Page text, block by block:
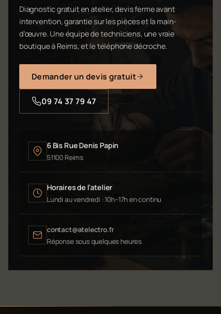
Diagnostic gratuit en atelier, devis ferme avant
intervention, garantie sur les pièces et la main-
d'œuvre. Une équipe de techniciens, une vraie
boutique à Reims, et le téléphone décroche.
Demander un devis gratuit
09 74 37 79 47
6 Bis Rue Denis Papin
51100 Reims
Horaires de l'atelier
Lundi au vendredi : 10h–17h en continu
contact@atelectro.fr
Réponse sous quelques heures